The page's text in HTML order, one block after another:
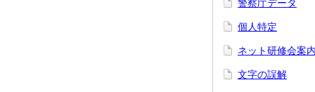
警察庁データ
個人特定
ネット研修会案内
文字の誤解